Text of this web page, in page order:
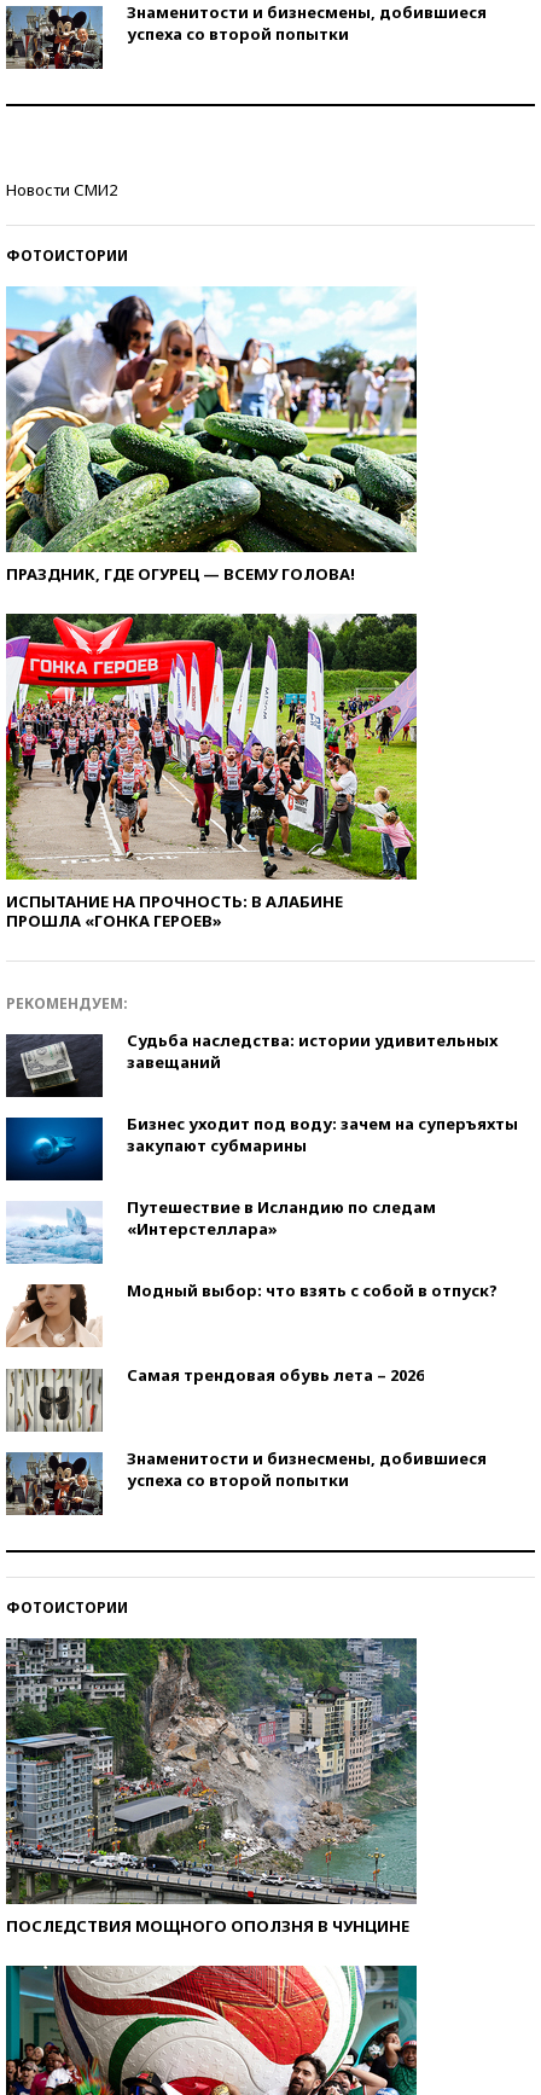
Знаменитости и бизнесмены, добившиеся
успеха со второй попытки
Новости СМИ2
ФОТОИСТОРИИ
ПРАЗДНИК, ГДЕ ОГУРЕЦ — ВСЕМУ ГОЛОВА!
ИСПЫТАНИЕ НА ПРОЧНОСТЬ: В АЛАБИНЕ
ПРОШЛА «ГОНКА ГЕРОЕВ»
РЕКОМЕНДУЕМ:
Судьба наследства: истории удивительных
завещаний
Бизнес уходит под воду: зачем на суперъяхты
закупают субмарины
Путешествие в Исландию по следам
«Интерстеллара»
Модный выбор: что взять с собой в отпуск?
Самая трендовая обувь лета – 2026
Знаменитости и бизнесмены, добившиеся
успеха со второй попытки
ФОТОИСТОРИИ
ПОСЛЕДСТВИЯ МОЩНОГО ОПОЛЗНЯ В ЧУНЦИНЕ